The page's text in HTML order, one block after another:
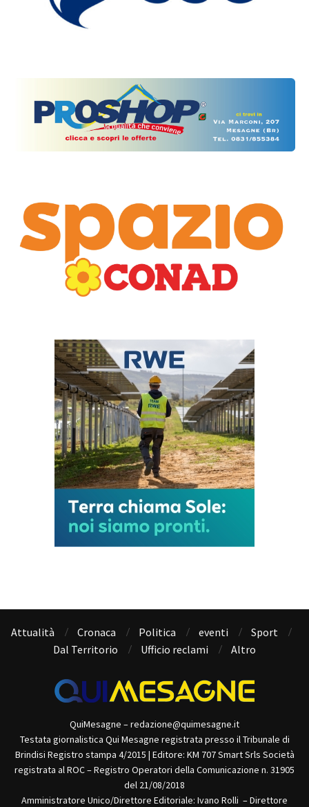
Attualità Cronaca Politica eventi
Sport
Dal Territorio
Ufficio reclami Altro
QuiMesagne – redazione@quimesagne.it
Testata giornalistica Qui Mesagne registrata presso il Tribunale di
Brindisi Registro stampa 4/2015 | Editore: KM 707 Smart Srls Società
registrata al ROC – Registro Operatori della Comunicazione n. 31905
del 21/08/2018
Amministratore Unico/Direttore Editoriale: Ivano Rolli – Direttore